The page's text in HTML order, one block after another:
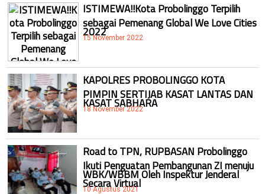
ISTIMEWA!!Kota Probolinggo Terpilih
sebagai Pemenang Global We Love Cities
2022
15 November 2022
KAPOLRES PROBOLINGGO KOTA
PIMPIN SERTIJAB KASAT LANTAS DAN
KASAT SABHARA
18 November 2022
Road to TPN, RUPBASAN Probolinggo
Ikuti Penguatan Pembangunan ZI menuju
WBK/WBBM Oleh Inspektur Jenderal
Secara Virtual
10 Agustus 2021